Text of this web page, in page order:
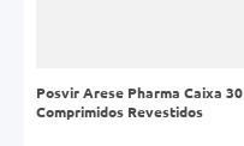
Posvir Arese Pharma Caixa 30
Comprimidos Revestidos